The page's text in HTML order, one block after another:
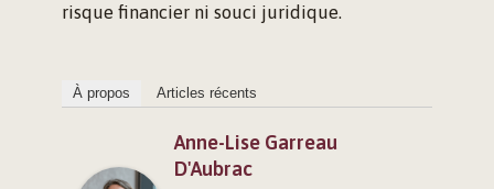
risque financier ni souci juridique.
À propos Articles récents
Anne-Lise Garreau
D'Aubrac